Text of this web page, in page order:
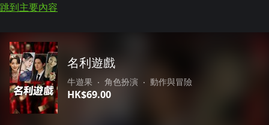
跳到主要內容
名利遊戲
牛遊果 • 角色扮演 • 動作與冒險
HK$69.00